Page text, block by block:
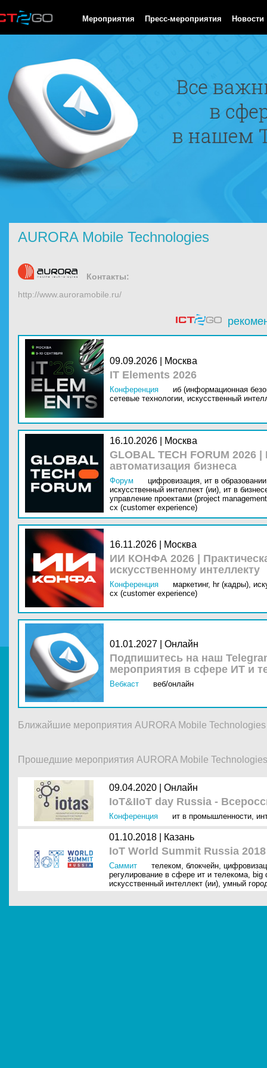
Мероприятия Пресс-мероприятия Новости
AURORA Mobile Technologies
Контакты:
http://www.auroramobile.ru/
09.09.2026 | Москва
IT Elements 2026
Конференция
иб (информационная
сетевые технологии, искусственный
16.10.2026 | Москва
GLOBAL TECH FORUM
автоматизация бизнеса
Форум цифровизация, ит в
искусственный интеллект (ии), ит в
управление проектами (project
cx (customer experience)
16.11.2026 | Москва
ИИ КОНФА 2026 |
искусственному интеллекту
Конференция маркетинг, hr (кадры),
cx (customer experience)
01.01.2027 | Онлайн
Подпишитесь на наш
мероприятия в сфере ИТ и
Вебкаст веб/онлайн
Ближайшие мероприятия AURORA Mobile Technologies
Прошедшие мероприятия AURORA Mobile Technologies
09.04.2020 | Онлайн
IoT&IIoT day Russia -
Конференция ит в промышленности,
01.10.2018 | Казань
IoT World Summit Russia 2018
Саммит телеком, блокчейн,
регулирование в сфере ит и телекома, big
искусственный интеллект (ии), умный